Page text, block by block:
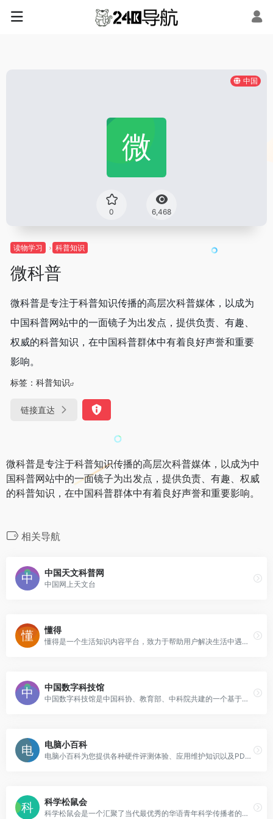
中国
0 6,468
读物学习 科普知识
微科普
微科普是专注于科普知识传播的高层次科普媒体，以成为
中国科普网站中的一面镜子为出发点，提供负责、有趣、
权威的科普知识，在中国科普群体中有着良好声誉和重要
影响。
标签： 科普知识
链接直达
微科普是专注于科普知识传播的高层次科普媒体，以成为中
国科普网站中的一面镜子为出发点，提供负责、有趣、权威
的科普知识，在中国科普群体中有着良好声誉和重要影响。
相关导航
中国天文科普网
中国网上天文台
懂得
懂得是一个生活知识内容平台，致力于帮助用户解决生活中遇到的各类“我该怎么办？”的问题，为用户提供高效，准确，有价值的参考答案。
中国数字科技馆
中国数字科技馆是中国科协、教育部、中科院共建的一个基于互联网传播的国家级公益性科普服务平台
电脑小百科
电脑小百科为您提供各种硬件评测体验、应用维护知识以及PDF电子书等信息资源。
科学松鼠会
科学松鼠会是一个汇聚了当代最优秀的华语青年科学传播者的非营利机构，旨在“剥开科学的坚果，帮助人们领略科学之美妙”